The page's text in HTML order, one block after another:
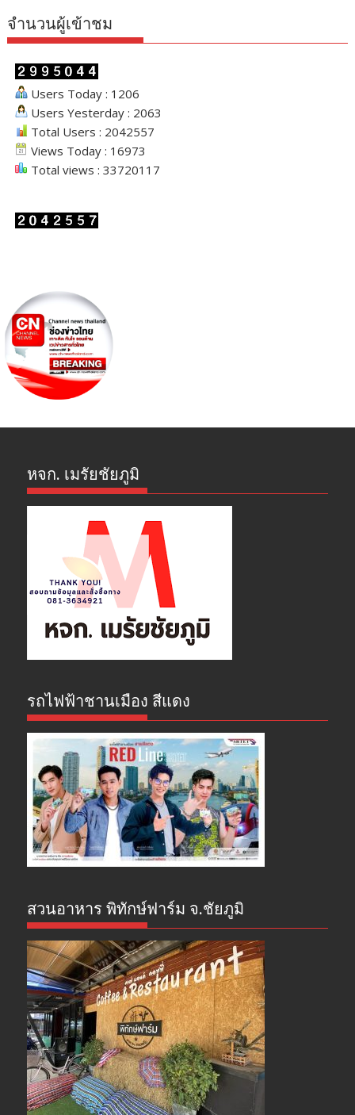
จำนวนผู้เข้าชม
Users Today : 1206
Users Yesterday : 2063
Total Users : 2042557
Views Today : 16973
Total views : 33720117
หจก. เมรัยชัยภูมิ
รถไฟฟ้าชานเมือง สีแดง
สวนอาหาร พิทักษ์ฟาร์ม จ.ชัยภูมิ